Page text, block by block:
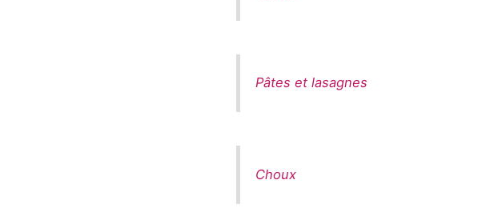
Pâtes et lasagnes
Choux